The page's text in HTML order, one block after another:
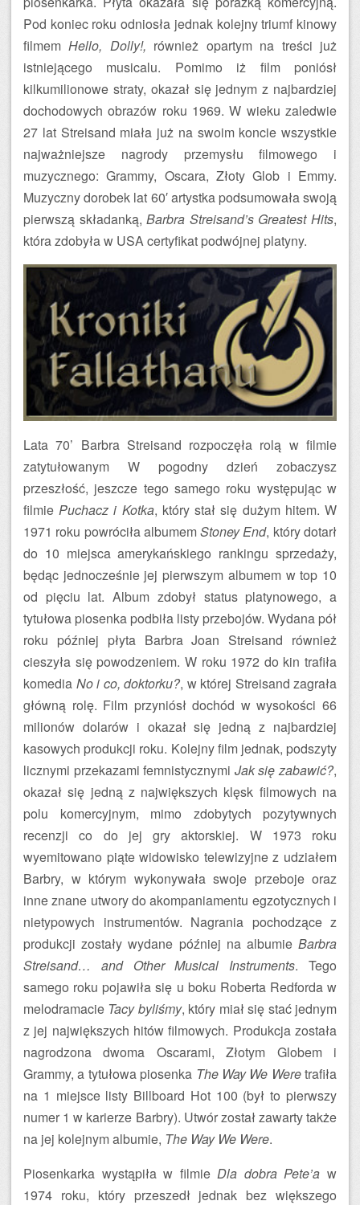
Pod koniec roku odniosła jednak kolejny triumf kinowy
filmemHello, Dolly!, również opartym na treści już
istniejącego musicalu. Pomimo iż film poniósł
kilkumilionowe straty, okazał się jednym z najbardziej
dochodowych obrazów roku 1969. W wieku zaledwie
27 lat Streisand miała już na swoim koncie wszystkie
najważniejsze nagrody przemysłu filmowego i
muzycznego: Grammy, Oscara, Złoty Glob i Emmy.
Muzyczny dorobek lat 60′ artystka podsumowała swoją
pierwszą składanką,Barbra Streisand’s Greatest Hits,
która zdobyła w USA certyfikat podwójnej platyny.
Lata 70’ Barbra Streisand rozpoczęła rolą w filmie
zatytułowanym W pogodny dzień zobaczysz
przeszłość, jeszcze tego samego roku występując w
filmiePuchacz i Kotka, który stał się dużym hitem. W
1971 roku powróciła albumemStoney End, który dotarł
do 10 miejsca amerykańskiego rankingu sprzedaży,
będąc jednocześnie jej pierwszym albumem w top 10
od pięciu lat. Album zdobył status platynowego, a
tytułowa piosenka podbiła listy przebojów. Wydana pół
roku później płyta Barbra Joan Streisand również
cieszyła się powodzeniem. W roku 1972 do kin trafiła
komedia No i co, doktorku?, w której Streisand zagrała
główną rolę. Film przyniósł dochód w wysokości 66
milionów dolarów i okazał się jedną z najbardziej
kasowych produkcji roku. Kolejny film jednak, podszyty
licznymi przekazami femnistycznymi Jak się zabawić?,
okazał się jedną z największych klęsk filmowych na
polu komercyjnym, mimo zdobytych pozytywnych
recenzji co do jej gry aktorskiej. W 1973 roku
wyemitowano piąte widowisko telewizyjne z udziałem
Barbry, w którym wykonywała swoje przeboje oraz
inne znane utwory do akompaniamentu egzotycznych i
nietypowych instrumentów. Nagrania pochodzące z
produkcji zostały wydane później na albumie Barbra
Streisand… and Other Musical Instruments. Tego
samego roku pojawiła się u boku Roberta Redforda w
melodramacie Tacy byliśmy, który miał się stać jednym
z jej największych hitów filmowych. Produkcja została
nagrodzona dwoma Oscarami, Złotym Globem i
Grammy, a tytułowa piosenka The Way We Weretrafiła
na 1 miejsce listy Billboard Hot 100 (był to pierwszy
numer 1 w karierze Barbry). Utwór został zawarty także
na jej kolejnym albumie, The Way We Were.
Piosenkarka wystąpiła w filmieDla dobra Pete’a w
1974 roku, który przeszedł jednak bez większego